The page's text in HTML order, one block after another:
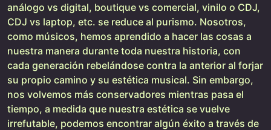
análogo vs digital, boutique vs comercial, vinilo o CDJ,
CDJ vs laptop, etc. se reduce al purismo. Nosotros,
como músicos, hemos aprendido a hacer las cosas a
nuestra manera durante toda nuestra historia, con
cada generación rebelándose contra la anterior al forjar
su propio camino y su estética musical. Sin embargo,
nos volvemos más conservadores mientras pasa el
tiempo, a medida que nuestra estética se vuelve
irrefutable, podemos encontrar algún éxito a través de